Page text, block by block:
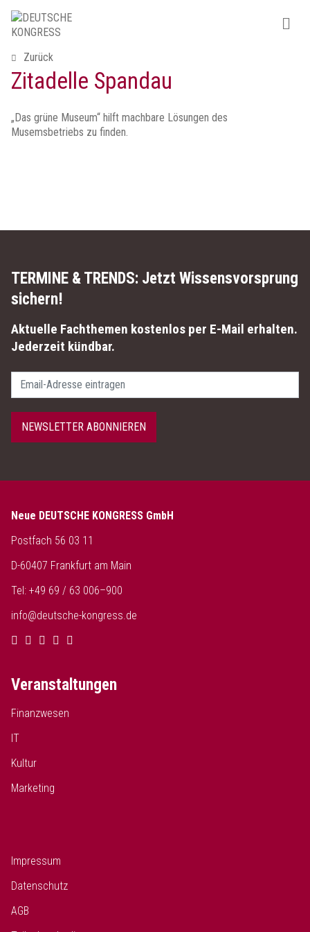
Zurück
Zitadelle Spandau
„Das grüne Museum“ hilft machbare Lösungen des
Musemsbetriebs zu finden.
TERMINE & TRENDS: Jetzt Wissensvorsprung
sichern!
Aktuelle Fachthemen kostenlos per E-Mail erhalten.
Jederzeit kündbar.
Passwort
NEWSLETTER ABONNIEREN
Neue DEUTSCHE KONGRESS GmbH
Postfach 56 03 11
D-60407 Frankfurt am Main
Tel: +49 69 / 63 006–900
info@deutsche-kongress.de
Veranstaltungen
Finanzwesen
IT
Kultur
Marketing
Impressum
Datenschutz
AGB